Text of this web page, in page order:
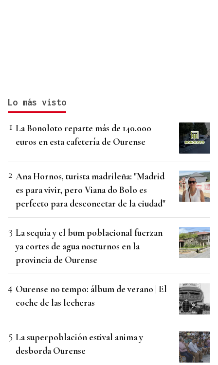
Lo más visto
La Bonoloto reparte más de 140.000
euros en esta cafetería de Ourense
Ana Hornos, turista madrileña: "Madrid
es para vivir, pero Viana do Bolo es
perfecto para desconectar de la ciudad"
La sequía y el bum poblacional fuerzan
ya cortes de agua nocturnos en la
provincia de Ourense
Ourense no tempo: álbum de verano | El
coche de las lecheras
La superpoblación estival anima y
desborda Ourense